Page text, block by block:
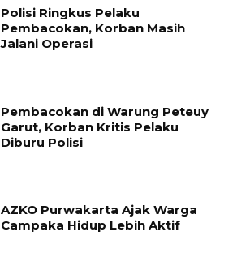
Polisi Ringkus Pelaku
Pembacokan, Korban Masih
Jalani Operasi
Pembacokan di Warung Peteuy
Garut, Korban Kritis Pelaku
Diburu Polisi
AZKO Purwakarta Ajak Warga
Campaka Hidup Lebih Aktif